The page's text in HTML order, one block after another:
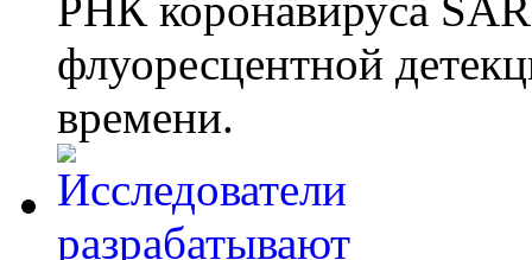
флуоресцентной
времени.